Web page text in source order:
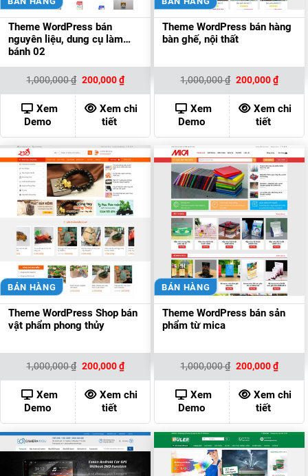
Theme WordPress bán
nguyên liệu, dung cụ làm
bánh 02
1,000,000₫ Giá
gốc
là:
1,000,000 ₫.
200,000₫Giá
hiện
tại
là:
200,000 ₫.
Xem
Demo
Xem chi
tiết
Theme WordPress bán hàng
bàn ghế, nội thất
1,000,000₫ Giá
gốc
là:
1,000,000 ₫.
200,000₫Giá
hiện
tại
là:
Xem
Demo
Xem chi
tiết
BÁN HÀNG
Theme WordPress Shop bán
vật phẩm phong thủy
1,000,000₫ Giá
là:
1,000,000 ₫.
200,000₫Giá
hiện
tại
là:
200,000 ₫.
Xem
Demo
Xem chi
tiết
BÁN HÀNG
Theme WordPress bán sản
phẩm từ mica
1,000,000₫ Giá
là:
1,000,000 ₫.
200,000₫Giá
hiện
tại
là:
Xem
Demo
Xem chi
tiết